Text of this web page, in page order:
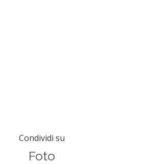
Condividi su
Foto